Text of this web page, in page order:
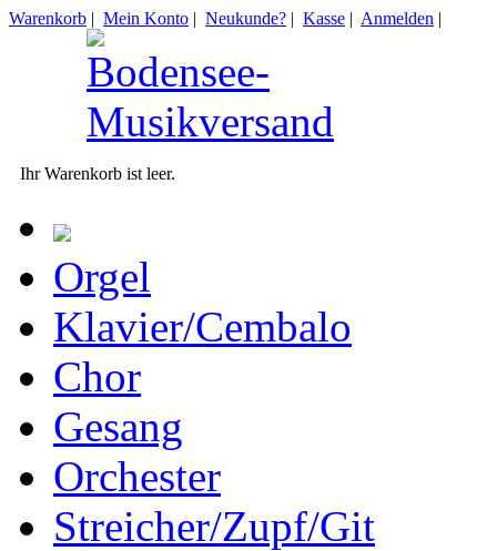
Warenkorb | Mein Konto | Neukunde? | Kasse | Anmelden |
Ihr Warenkorb ist leer.
Orgel
Klavier/Cembalo
Chor
Gesang
Orchester
Streicher/Zupf/Git